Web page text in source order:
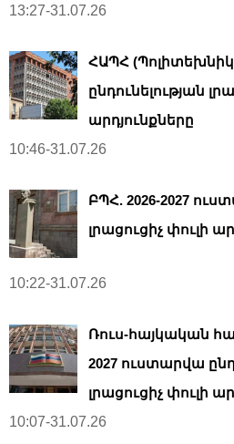
13:27-31.07.26
ՀԱՊՀ
ընդունելության
արդյունքները
10:46-31.07.26
ԲՊՀ. 2026-2027
լրացուցիչ փուլի
10:22-31.07.26
Ռուս-հայկական
2027 ուստարվա
լրացուցիչ փուլի
10:07-31.07.26